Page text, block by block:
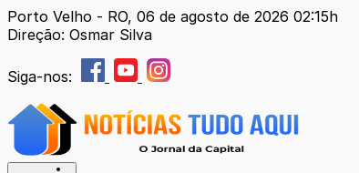
Porto Velho - RO, 06 de agosto de 2026 02:15h
Direção: Osmar Silva
Siga-nos: